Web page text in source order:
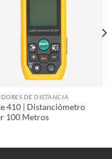
DE DISTANCIA
410 | Distanciómetro
100 Metros